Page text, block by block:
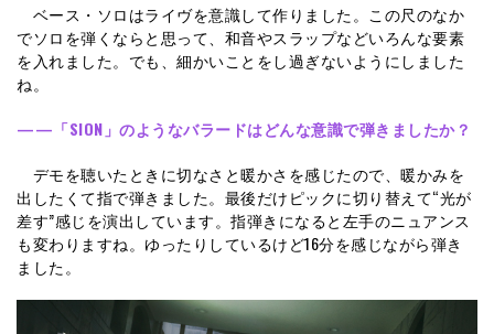
ベース・ソロはライヴを意識して作りました。この尺のなか
でソロを弾くならと思って、和音やスラップなどいろんな要素
を入れました。でも、細かいことをし過ぎないようにしました
ね。
——「SION」のようなバラードはどんな意識で弾きましたか？
デモを聴いたときに切なさと暖かさを感じたので、暖かみを
出したくて指で弾きました。最後だけピックに切り替えて“光が
差す”感じを演出しています。指弾きになると左手のニュアンス
も変わりますね。ゆったりしているけど16分を感じながら弾き
ました。